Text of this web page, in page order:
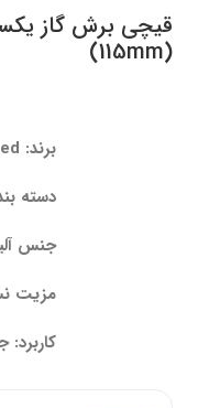
قیچی برش گاز
(115mm)
برند: Rockmed
دسته
جنس
مزیت